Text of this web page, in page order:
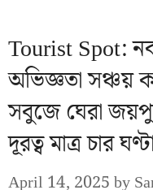
Tourist Spot:
অভিজ্ঞতা সঞ্চয়
সবুজে ঘেরা
দূরত্ব মাত্র চার ঘণ্টা
April 14, 2025by